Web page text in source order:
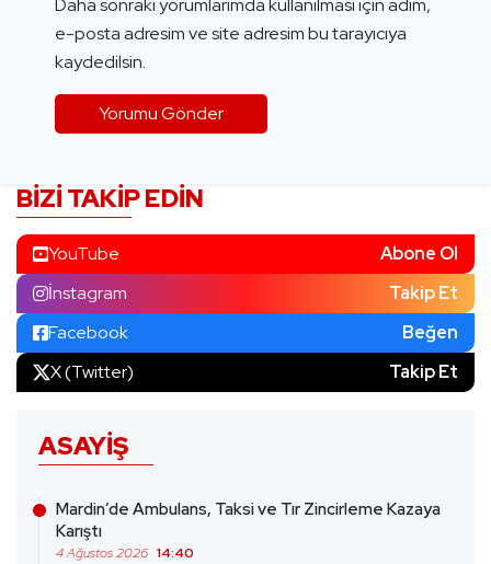
Daha sonraki yorumlarımda kullanılması için adım,
e-posta adresim ve site adresim bu tarayıcıya
kaydedilsin.
BIZI TAKIP EDIN
YouTube
Abone Ol
İnstagram
Takip Et
Facebook
Beğen
X (Twitter)
Takip Et
ASAYIŞ
Mardin’de Ambulans, Taksi ve Tır Zincirleme Kazaya
Karıştı
4 Ağustos 2026 14:40